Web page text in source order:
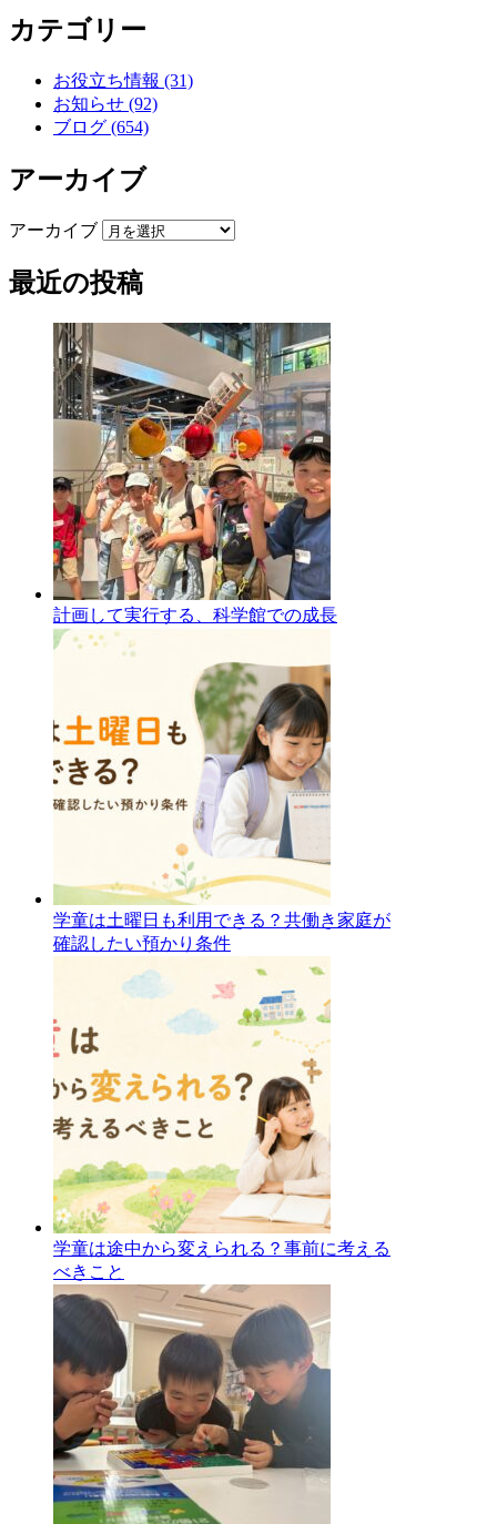
カテゴリー
お役立ち情報 (31)
お知らせ (92)
ブログ (654)
アーカイブ
アーカイブ
最近の投稿
計画して実行する、科学館での成長
学童は土曜日も利用できる？共働き家庭が
確認したい預かり条件
学童は途中から変えられる？事前に考える
べきこと